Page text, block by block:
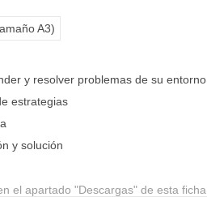
A3)
y resolver problemasde su entorno
estrategias
y solución
el apartado "Descargas" de esta ficha